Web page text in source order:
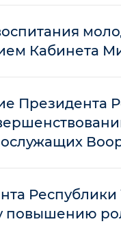
Кабинета
Президента